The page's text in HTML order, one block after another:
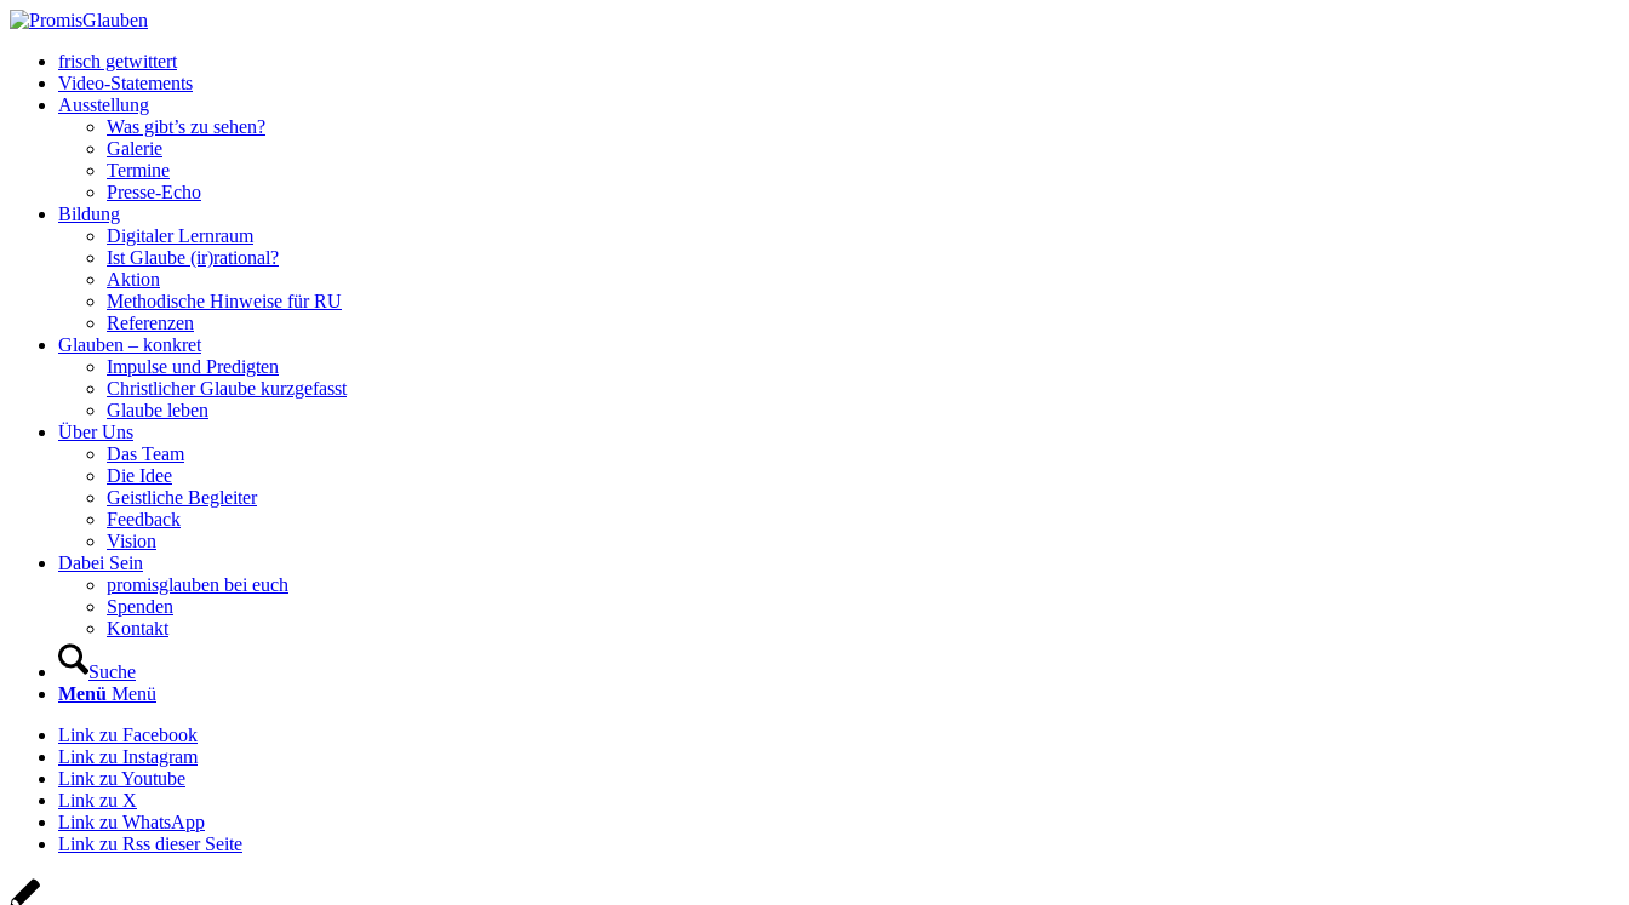
frisch getwittert
Video-Statements
Ausstellung
Was gibt’s zu sehen?
Galerie
Termine
Presse-Echo
Bildung
Digitaler Lernraum
Ist Glaube (ir)rational?
Aktion
Methodische Hinweise für RU
Referenzen
Glauben – konkret
Impulse und Predigten
Christlicher Glaube kurzgefasst
Glaube leben
Über Uns
Das Team
Die Idee
Geistliche Begleiter
Feedback
Vision
Dabei Sein
promisglauben bei euch
Spenden
Kontakt
Suche
Menü Menü
Link zu Facebook
Link zu Instagram
Link zu Youtube
Link zu X
Link zu WhatsApp
Link zu Rss dieser Seite